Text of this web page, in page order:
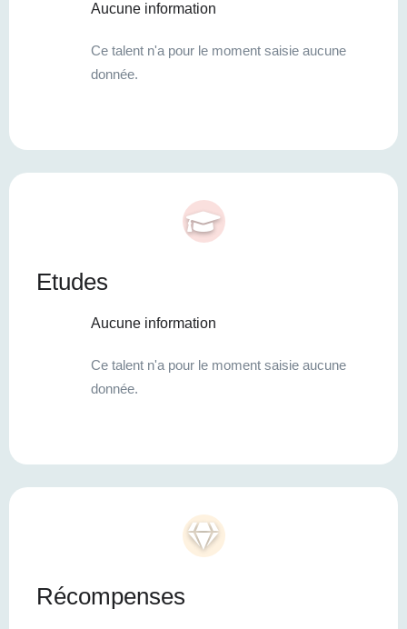
Aucune information
Ce talent n'a pour le moment saisie aucune
donnée.
Etudes
Aucune information
Ce talent n'a pour le moment saisie aucune
donnée.
Récompenses